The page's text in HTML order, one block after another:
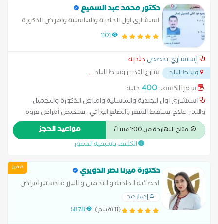
Examination, dermoscopy, and treatment of hair loss and acne - Non-
surgical facial rejuvenation, Botox injections, fillers, and treatment for
gummy smiles - Non-surgical rhinoplasty
دكتور محمد عبد السميع
استشارى اول الجلدية والتناسلية وامراض الذكورة
والتجميل والليزر 1101
إستشاري تخصص جلدية
وسط البلد شارع التحرير وسط البلد...
سعر الكشف:400جنيه
استشارى اول الجلدية والتناسلية وامراض الذكورة والتجميل
والليزر-علاج تساقط الشعر والصلع الوراثي.-تشخيص أمراض فروة
الرأس مثل القشرة والالتهابات.-تقديم خطط علاج دوائية أو
تجميلية-العنايه بالبشره والشعر -حقن الميزوثيرابي والبلازما-والخلايا
الجذعية للشعر والبشره-حقن الهالات السوداء بالبلازما والميزوثيرابي
وتنظيف الخراج ،ازاله الكيس الدهني ، ازاله الاظافر ،ازاله الزوائد الجلديه ،
ازاله السنط والثالول-والديرما بن
متاح النهاردة من 1:00 مساءً مواعيد الحجز
الكشف باسبقية الحضور
مميز دكتورة ميرنا نصر الدويري
اخصائية الجلدية و التجميل و الليزر ماجستير امراض
الجلدية بجامعة مصر للعلوم والتكنولوجيا طب
القصر العيني - جامعة القاهرة دبلومة الحقن
والخيوط التجميلية -اكاديمية ICME
إختيار جيد
(11 تقييم) 5878